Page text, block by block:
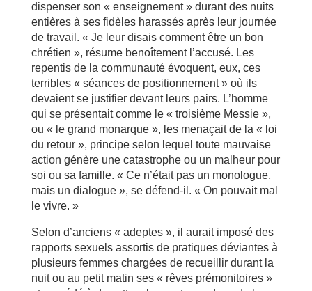
dispenser son « enseignement » durant des nuits
entières à ses fidèles harassés après leur journée
de travail. « Je leur disais comment être un bon
chrétien », résume benoîtement l’accusé. Les
repentis de la communauté évoquent, eux, ces
terribles « séances de positionnement » où ils
devaient se justifier devant leurs pairs. L’homme
qui se présentait comme le « troisième Messie »,
ou « le grand monarque », les menaçait de la « loi
du retour », principe selon lequel toute mauvaise
action génère une catastrophe ou un malheur pour
soi ou sa famille. « Ce n’était pas un monologue,
mais un dialogue », se défend-il. « On pouvait mal
le vivre. »
Selon d’anciens « adeptes », il aurait imposé des
rapports sexuels assortis de pratiques déviantes à
plusieurs femmes chargées de recueillir durant la
nuit ou au petit matin ses « rêves prémonitoires »